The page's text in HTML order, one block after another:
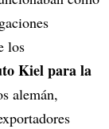
los
Kiel para la
alemán,